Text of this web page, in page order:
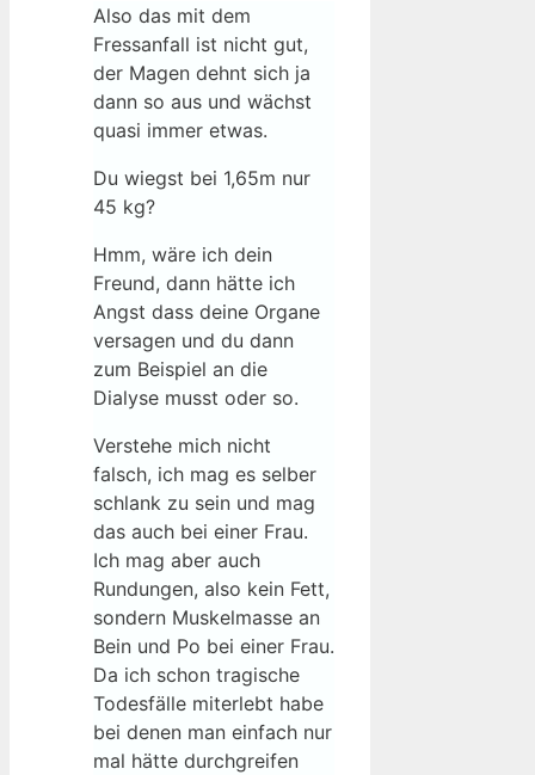
Also das mit dem
Fressanfall ist nicht gut,
der Magen dehnt sich ja
dann so aus und wächst
quasi immer etwas.
Du wiegst bei 1,65m nur
45 kg?
Hmm, wäre ich dein
Freund, dann hätte ich
Angst dass deine Organe
versagen und du dann
zum Beispiel an die
Dialyse musst oder so.
Verstehe mich nicht
falsch, ich mag es selber
schlank zu sein und mag
das auch bei einer Frau.
Ich mag aber auch
Rundungen, also kein Fett,
sondern Muskelmasse an
Bein und Po bei einer Frau.
Da ich schon tragische
Todesfälle miterlebt habe
bei denen man einfach nur
mal hätte durchgreifen